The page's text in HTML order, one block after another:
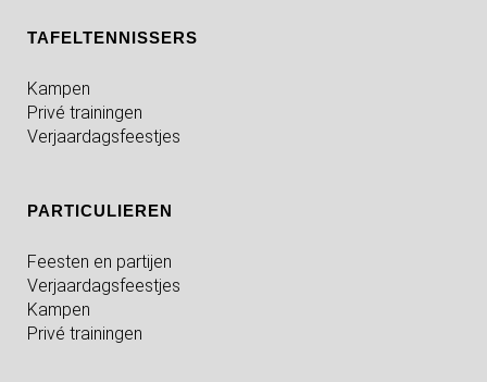
TAFELTENNISSERS
Kampen
Privé trainingen
Verjaardagsfeestjes
PARTICULIEREN
Feesten en partijen
Verjaardagsfeestjes
Kampen
Privé trainingen